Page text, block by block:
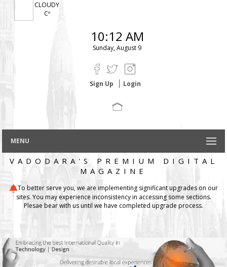
CLOUDY
Cº
10:12 AM
Sunday, August 9
Sign Up Login
MENU
VADODARA'S PREMIUM DIGITAL
MAGAZINE
To better serve you, we are implementing significant upgrades on our
sites. You may experience inconsistency in accessing some sections.
Plesae bear with us until we have completed upgrade process.